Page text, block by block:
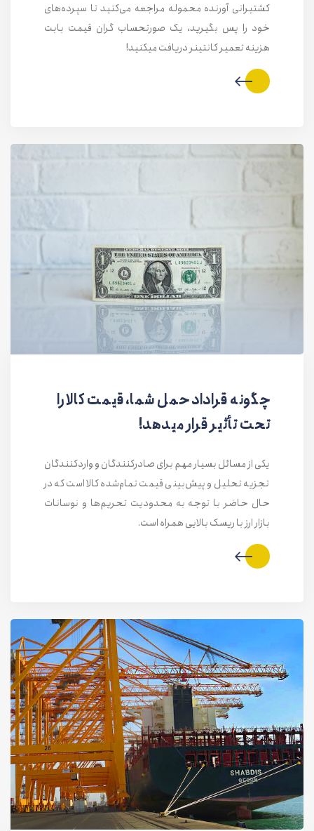
کشتیرانی آورنده محموله مراجعه می‌کنید تا سپرده‌های
خود را پس بگیرید، یک صورتحساب گران قیمت بابت
هزینه تعمیر کانتینر دریافت میکنید!
چگونه قراداد حمل شما، قیمت کالا را
تحت تأثیر قرار میدهد!
یکی از مسائل بسیار مهم برای صادرکنندگان و واردکنندگان
تجزیه تحلیل و پیش‌بینی قیمت تمام‌شده کالا است که در
حال حاضر با توجه به محدودیت تحریم‌ها و نوسانات
بازار ارز با ریسک بالایی همراه است.